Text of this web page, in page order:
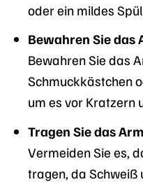
oder ein mildes
Bewahren Sie
Bewahren Sie das
Schmuckkästchen
um es vor Kratzern
Tragen Sie das
Vermeiden Sie es,
tragen, da Schweiß